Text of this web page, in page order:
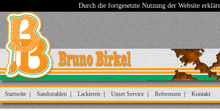
Durch die fortgesetzte Nutzung der Website
Startseite Sandstrahlen Lackieren Unser Service Referenzen Kontakt